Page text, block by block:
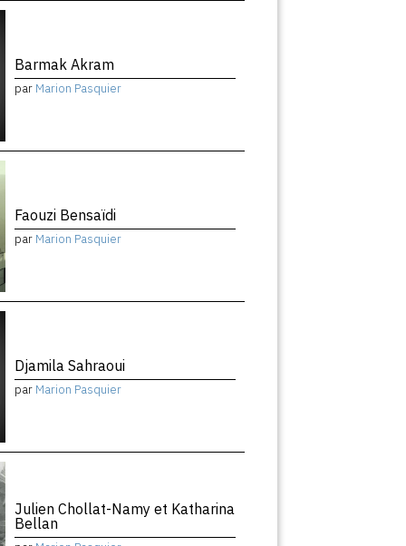
Barmak Akram
par Marion Pasquier
Faouzi Bensaïdi
par Marion Pasquier
Djamila Sahraoui
par Marion Pasquier
Julien Chollat-Namy et Katharina
Bellan